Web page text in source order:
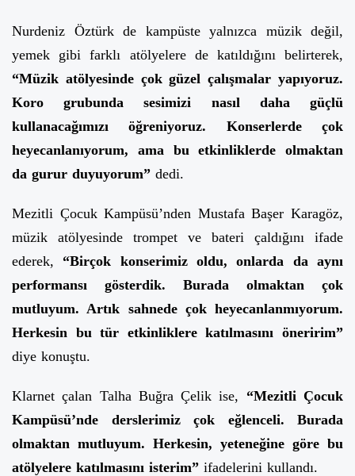
Nurdeniz Öztürk de kampüste yalnızca müzik değil,
yemek gibi farklı atölyelere de katıldığını belirterek,
“Müzik atölyesinde çok güzel çalışmalar yapıyoruz.
Koro grubunda sesimizi nasıl daha güçlü
kullanacağımızı öğreniyoruz. Konserlerde çok
heyecanlanıyorum, ama bu etkinliklerde olmaktan
da gurur duyuyorum” dedi.
Mezitli Çocuk Kampüsü’nden Mustafa Başer Karagöz,
müzik atölyesinde trompet ve bateri çaldığını ifade
ederek, “Birçok konserimiz oldu, onlarda da aynı
performansı gösterdik. Burada olmaktan çok
mutluyum. Artık sahnede çok heyecanlanmıyorum.
Herkesin bu tür etkinliklere katılmasını öneririm”
diye konuştu.
Klarnet çalan Talha Buğra Çelik ise, “Mezitli Çocuk
Kampüsü’nde derslerimiz çok eğlenceli. Burada
olmaktan mutluyum. Herkesin, yeteneğine göre bu
atölyelere katılmasını isterim” ifadelerini kullandı.